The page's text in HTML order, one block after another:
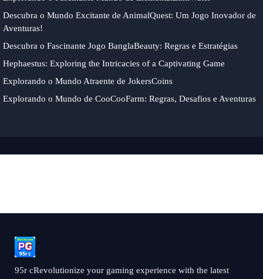
Descubra o Mundo Excitante de AnimalQuest: Um Jogo Inovador de
Aventuras!
Descubra o Fascinante Jogo BanglaBeauty: Regras e Estratégias
Hephaestus: Exploring the Intricacies of a Captivating Game
Explorando o Mundo Atraente de JokersCoins
Explorando o Mundo de CooCooFarm: Regras, Desafios e Aventuras
95r cRevolutionize your gaming experience with the latest